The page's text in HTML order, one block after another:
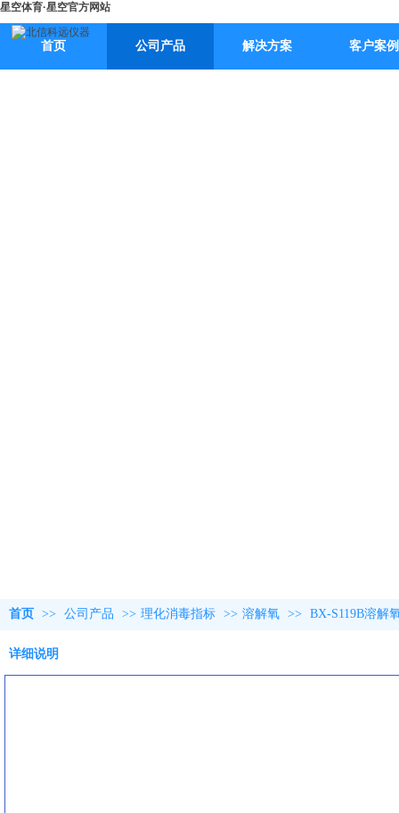
星空体育·星空官方网站
首页 公司产品 解决方案 客户案例
首页 >> 公司产品 >> 理化消毒指标 >> 溶解氧 >> BX-S119B溶解
详细说明